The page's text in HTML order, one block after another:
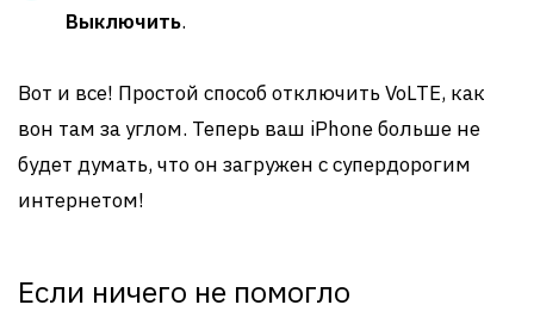
Выключить.
Вот и все! Простой способ отключить VoLTE, как
вон там за углом. Теперь ваш iPhone больше не
будет думать, что он загружен с супердорогим
интернетом!
Если ничего не помогло